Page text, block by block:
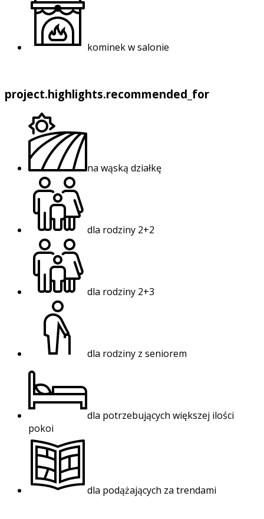
kominek w salonie
project.highlights.recommended_for
na wąską działkę
dla rodziny 2+2
dla rodziny 2+3
dla rodziny z seniorem
dla potrzebujących większej ilości
pokoi
dla podążających za trendami